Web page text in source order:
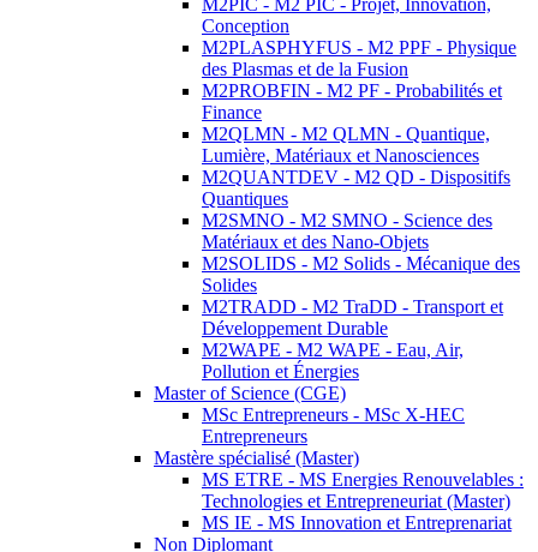
M2PIC - M2 PIC - Projet, Innovation,
Conception
M2PLASPHYFUS - M2 PPF - Physique
des Plasmas et de la Fusion
M2PROBFIN - M2 PF - Probabilités et
Finance
M2QLMN - M2 QLMN - Quantique,
Lumière, Matériaux et Nanosciences
M2QUANTDEV - M2 QD - Dispositifs
Quantiques
M2SMNO - M2 SMNO - Science des
Matériaux et des Nano-Objets
M2SOLIDS - M2 Solids - Mécanique des
Solides
M2TRADD - M2 TraDD - Transport et
Développement Durable
M2WAPE - M2 WAPE - Eau, Air,
Pollution et Énergies
Master of Science (CGE)
MSc Entrepreneurs - MSc X-HEC
Entrepreneurs
Mastère spécialisé (Master)
MS ETRE - MS Energies Renouvelables :
Technologies et Entrepreneuriat (Master)
MS IE - MS Innovation et Entreprenariat
Non Diplomant